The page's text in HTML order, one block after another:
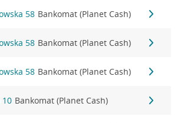
58 Bankomat (Planet Cash)
58 Bankomat (Planet Cash)
58 Bankomat (Planet Cash)
10 Bankomat (Planet Cash)